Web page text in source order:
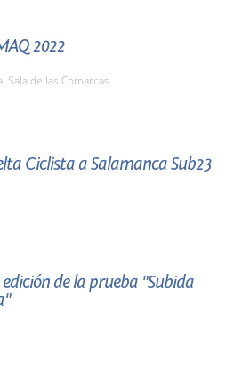
2022
Sala de las Comarcas
Ciclista a Salamanca Sub23
de la prueba "Subida